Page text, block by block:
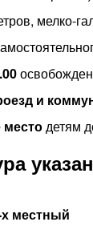
мелко-
и
местодетям
местный